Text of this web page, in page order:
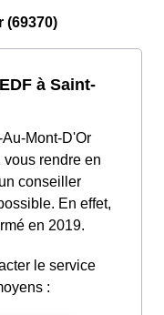
(69370)
à Saint-
Mont-D'Or
rendre en
conseiller
En effet,
en 2019.
le service
: